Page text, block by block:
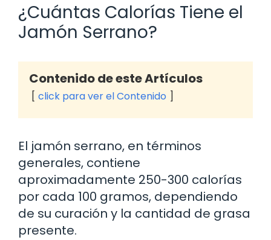
¿Cuántas Calorías Tiene el
Jamón Serrano?
Contenido de este Artículos
click para ver el Contenido
El jamón serrano, en términos
generales, contiene
aproximadamente 250-300 calorías
por cada 100 gramos, dependiendo
de su curación y la cantidad de grasa
presente.